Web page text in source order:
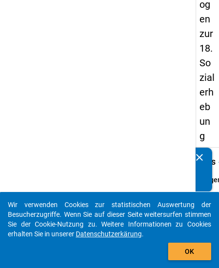
og
en
zur
18.
So
zial
erh
eb
un
g
Details
Leben
Ihrem
mit
clear
auto_stories
add_shopping_cart
Wir verwenden Cookies zur statistischen Auswertung der
Besucherzugriffe. Wenn Sie auf dieser Seite weitersurfen stimmen
Sie der Cookie-Nutzung zu. Weitere Informationen zu Cookies
erhalten Sie in unserer Datenschutzerkärung.
OK